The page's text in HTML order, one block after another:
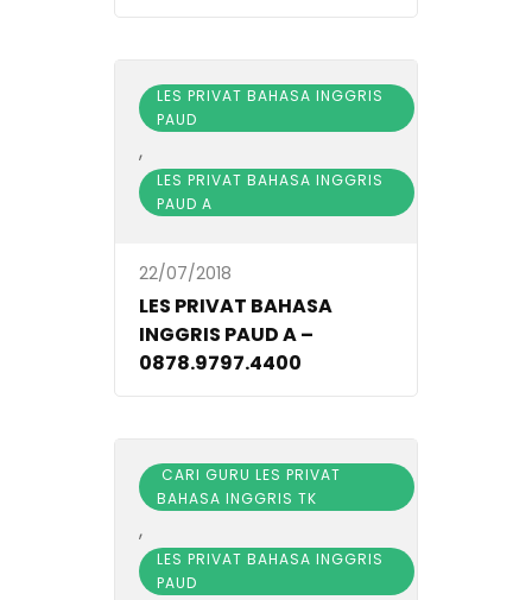
LES PRIVAT BAHASA INGGRIS
PAUD
,
LES PRIVAT BAHASA INGGRIS
PAUD A
22/07/2018
LES PRIVAT BAHASA
INGGRIS PAUD A –
0878.9797.4400
CARI GURU LES PRIVAT
BAHASA INGGRIS TK
,
LES PRIVAT BAHASA INGGRIS
PAUD